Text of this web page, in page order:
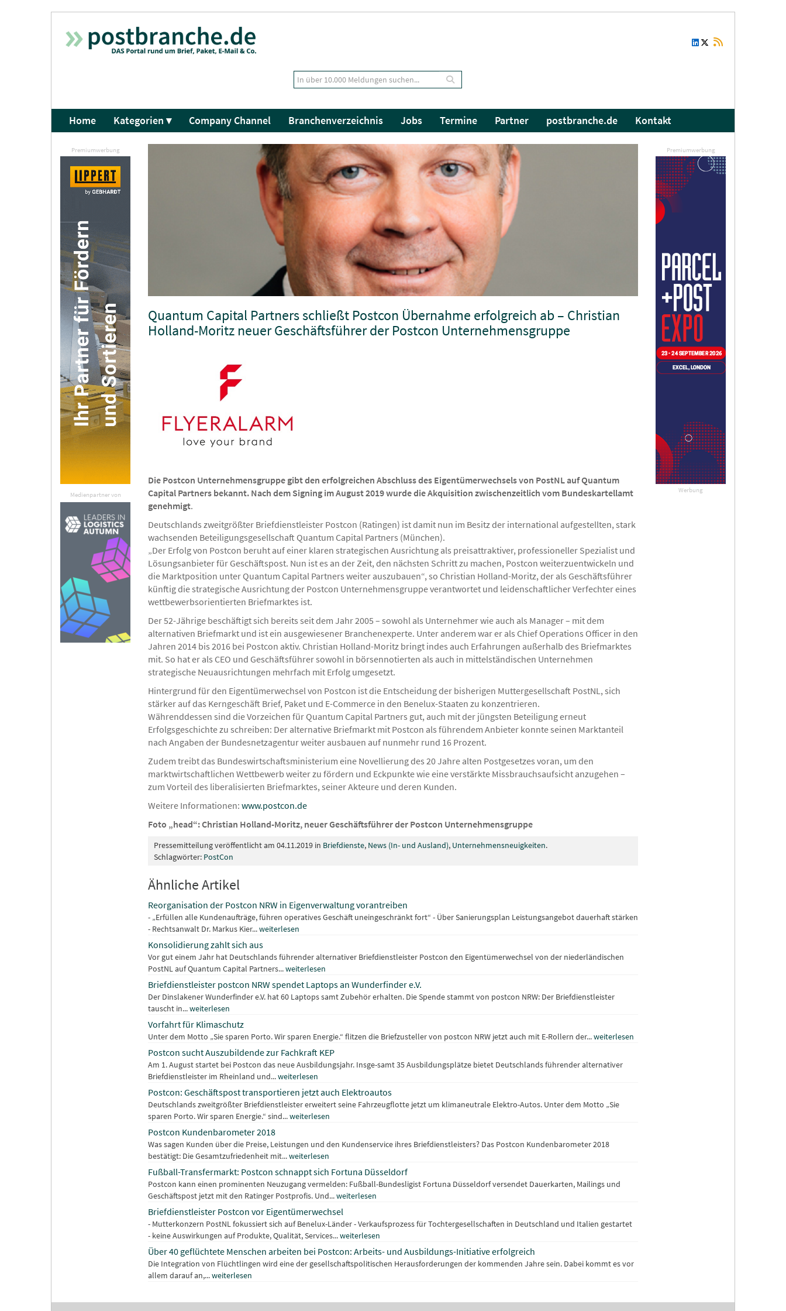
Home Kategorien ▾ Company Channel Branchenverzeichnis Jobs Termine Partner postbranche.de Kontakt
Premiumwerbung
Werbung
Premiumwerbung
Medienpartner von
Quantum Capital Partners schließt Postcon Übernahme erfolgreich ab – Christian
Holland-Moritz neuer Geschäftsführer der Postcon Unternehmensgruppe
Die Postcon Unternehmensgruppe gibt den erfolgreichen Abschluss des Eigentümerwechsels von PostNL auf Quantum
Capital Partners bekannt. Nach dem Signing im August 2019 wurde die Akquisition zwischenzeitlich vom Bundeskartellamt
genehmigt.
Deutschlands zweitgrößter Briefdienstleister Postcon (Ratingen) ist damit nun im Besitz der international aufgestellten, stark
wachsenden Beteiligungsgesellschaft Quantum Capital Partners (München).
„Der Erfolg von Postcon beruht auf einer klaren strategischen Ausrichtung als preisattraktiver, professioneller Spezialist und
Lösungsanbieter für Geschäftspost. Nun ist es an der Zeit, den nächsten Schritt zu machen, Postcon weiterzuentwickeln und
die Marktposition unter Quantum Capital Partners weiter auszubauen“, so Christian Holland-Moritz, der als Geschäftsführer
künftig die strategische Ausrichtung der Postcon Unternehmensgruppe verantwortet und leidenschaftlicher Verfechter eines
wettbewerbsorientierten Briefmarktes ist.
Der 52-Jährige beschäftigt sich bereits seit dem Jahr 2005 – sowohl als Unternehmer wie auch als Manager – mit dem
alternativen Briefmarkt und ist ein ausgewiesener Branchenexperte. Unter anderem war er als Chief Operations Officer in den
Jahren 2014 bis 2016 bei Postcon aktiv. Christian Holland-Moritz bringt indes auch Erfahrungen außerhalb des Briefmarktes
mit. So hat er als CEO und Geschäftsführer sowohl in börsennotierten als auch in mittelständischen Unternehmen
strategische Neuausrichtungen mehrfach mit Erfolg umgesetzt.
Hintergrund für den Eigentümerwechsel von Postcon ist die Entscheidung der bisherigen Muttergesellschaft PostNL, sich
stärker auf das Kerngeschäft Brief, Paket und E-Commerce in den Benelux-Staaten zu konzentrieren.
Währenddessen sind die Vorzeichen für Quantum Capital Partners gut, auch mit der jüngsten Beteiligung erneut
Erfolgsgeschichte zu schreiben: Der alternative Briefmarkt mit Postcon als führendem Anbieter konnte seinen Marktanteil
nach Angaben der Bundesnetzagentur weiter ausbauen auf nunmehr rund 16 Prozent.
Zudem treibt das Bundeswirtschaftsministerium eine Novellierung des 20 Jahre alten Postgesetzes voran, um den
marktwirtschaftlichen Wettbewerb weiter zu fördern und Eckpunkte wie eine verstärkte Missbrauchsaufsicht anzugehen –
zum Vorteil des liberalisierten Briefmarktes, seiner Akteure und deren Kunden.
Weitere Informationen: www.postcon.de
Foto „head“: Christian Holland-Moritz, neuer Geschäftsführer der Postcon Unternehmensgruppe
Pressemitteilung veröffentlicht am 04.11.2019 in Briefdienste, News (In- und Ausland), Unternehmensneuigkeiten.
Schlagwörter: PostCon
Ähnliche Artikel
Reorganisation der Postcon NRW in Eigenverwaltung vorantreiben
- „Erfüllen alle Kundenaufträge, führen operatives Geschäft uneingeschränkt fort“ - Über Sanierungsplan Leistungsangebot dauerhaft stärken
- Rechtsanwalt Dr. Markus Kier...weiterlesen
Konsolidierung zahlt sich aus
Vor gut einem Jahr hat Deutschlands führender alternativer Briefdienstleister Postcon den Eigentümerwechsel von der niederländischen
PostNL auf Quantum Capital Partners...weiterlesen
Briefdienstleister postcon NRW spendet Laptops an Wunderfinder e.V.
Der Dinslakener Wunderfinder e.V. hat 60 Laptops samt Zubehör erhalten. Die Spende stammt von postcon NRW: Der Briefdienstleister
tauscht in...weiterlesen
Vorfahrt für Klimaschutz
Unter dem Motto „Sie sparen Porto. Wir sparen Energie.“ flitzen die Briefzusteller von postcon NRW jetzt auch mit E-Rollern der...weiterlesen
Postcon sucht Auszubildende zur Fachkraft KEP
Am 1. August startet bei Postcon das neue Ausbildungsjahr. Insge-samt 35 Ausbildungsplätze bietet Deutschlands führender alternativer
Briefdienstleister im Rheinland und...weiterlesen
Postcon: Geschäftspost transportieren jetzt auch Elektroautos
Deutschlands zweitgrößter Briefdienstleister erweitert seine Fahrzeugflotte jetzt um klimaneutrale Elektro-Autos. Unter dem Motto „Sie
sparen Porto. Wir sparen Energie.“ sind...weiterlesen
Postcon Kundenbarometer 2018
Was sagen Kunden über die Preise, Leistungen und den Kundenservice ihres Briefdienstleisters? Das Postcon Kundenbarometer 2018
bestätigt: Die Gesamtzufriedenheit mit...weiterlesen
Fußball-Transfermarkt: Postcon schnappt sich Fortuna Düsseldorf
Postcon kann einen prominenten Neuzugang vermelden: Fußball-Bundesligist Fortuna Düsseldorf versendet Dauerkarten, Mailings und
Geschäftspost jetzt mit den Ratinger Postprofis. Und...weiterlesen
Briefdienstleister Postcon vor Eigentümerwechsel
- Mutterkonzern PostNL fokussiert sich auf Benelux-Länder - Verkaufsprozess für Tochtergesellschaften in Deutschland und Italien gestartet
- keine Auswirkungen auf Produkte, Qualität, Services...weiterlesen
Über 40 geflüchtete Menschen arbeiten bei Postcon: Arbeits- und Ausbildungs-Initiative erfolgreich
Die Integration von Flüchtlingen wird eine der gesellschaftspolitischen Herausforderungen der kommenden Jahre sein. Dabei kommt es vor
allem darauf an,...weiterlesen